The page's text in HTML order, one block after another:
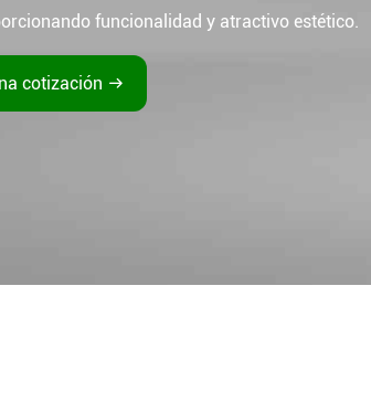
funcionalidad y atractivo estético.
cotización 